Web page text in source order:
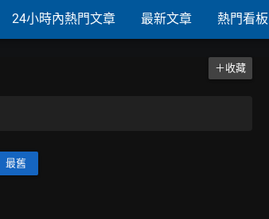
24小時內熱門文章 最新文章 熱門看板
＋收藏
最舊